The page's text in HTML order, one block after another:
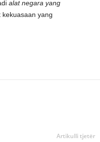
alat negara yang
kekuasaan yang
Artikulli tjetër